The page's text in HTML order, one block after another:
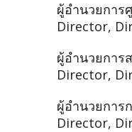
ผู้อำนวยการ
Director,
ผู้อำนวยการ
Director,
ผู้อำนวยการ
Director,